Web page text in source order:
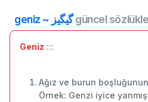
geniz ~ گیگيزgüncel
Geniz :::
Ağız ve burun
Örnek: Genzi iyice